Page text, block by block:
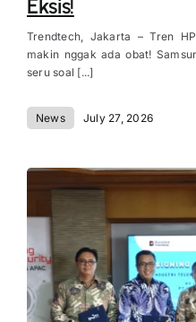
Eksis!
Trendtech, Jakarta – Tren
makin nggak ada obat!
seru soal [...]
News July 27, 2026